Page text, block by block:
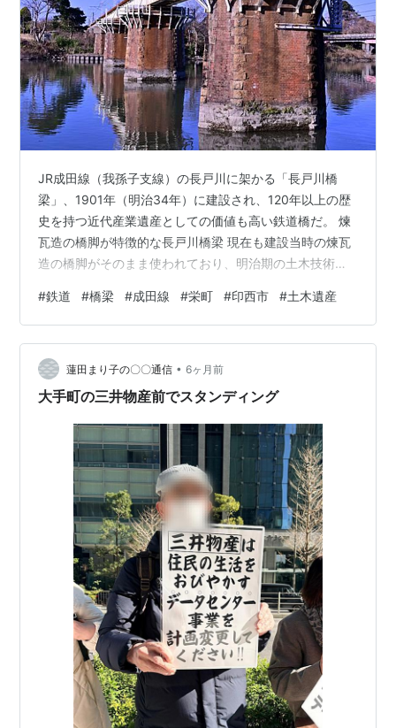
JR成田線（我孫子支線）の長戸川に架かる「長戸川橋
梁」、1901年（明治34年）に建設され、120年以上の歴
史を持つ近代産業遺産としての価値も高い鉄道橋だ。 煉
瓦造の橋脚が特徴的な長戸川橋梁 現在も建設当時の煉瓦
造の橋脚がそのまま使われており、明治期の土木技術に
らず、史跡や土木遺産愛好家の間でも知られている。 成
田線（成田-我孫子間）は単線のため、1時間に上下合わ
せて数本の電車が橋梁を通過していく。 また1月は、成田
山新勝寺への初詣客を乗せた臨時列車が多数設定され、
週末を中心に普段とは違った電車を見ることができる。
#鉄道 #橋梁 #成田線 #栄町 #印西市 #土木遺産
蓮田まり子の〇〇通信 • 6ヶ月前
大手町の三井物産前でスタンディング